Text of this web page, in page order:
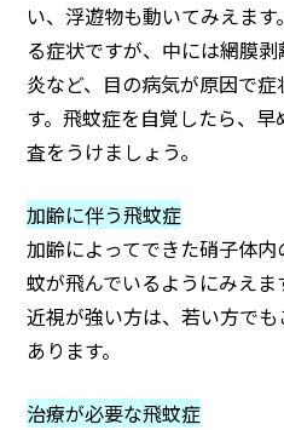
い、浮遊物も動いてみえま
る症状ですが、中には網膜
炎など、目の病気が原因で
す。飛蚊症を自覚したら、
査をうけましょう。
加齢に伴う飛蚊症
加齢によってできた硝子体内
蚊が飛んでいるようにみえま
近視が強い方は、若い方で
あります。
治療が必要な飛蚊症